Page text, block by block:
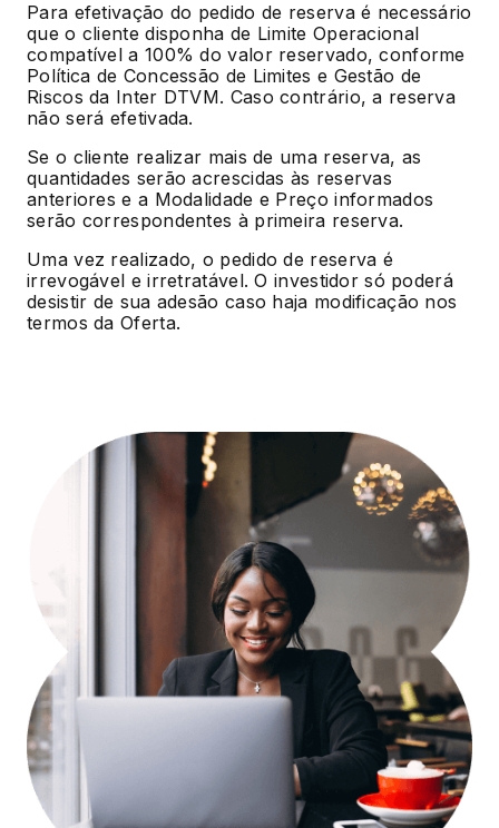
Para efetivação do pedido de reserva é necessário
que o cliente disponha de Limite Operacional
compatível a 100% do valor reservado, conforme
Política de Concessão de Limites e Gestão de
Riscos da Inter DTVM. Caso contrário, a reserva
não será efetivada.
Se o cliente realizar mais de uma reserva, as
quantidades serão acrescidas às reservas
anteriores e a Modalidade e Preço informados
serão correspondentes à primeira reserva.
Uma vez realizado, o pedido de reserva é
irrevogável e irretratável. O investidor só poderá
desistir de sua adesão caso haja modificação nos
termos da Oferta.